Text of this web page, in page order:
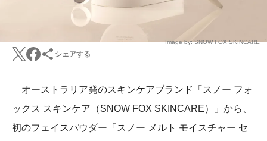
Image by: SNOW FOX SKINCARE
シェアする
オーストラリア発のスキンケアブランド「スノー フォ
ックス スキンケア（SNOW FOX SKINCARE）」から、
初のフェイスパウダー「スノー メルト モイスチャー セ